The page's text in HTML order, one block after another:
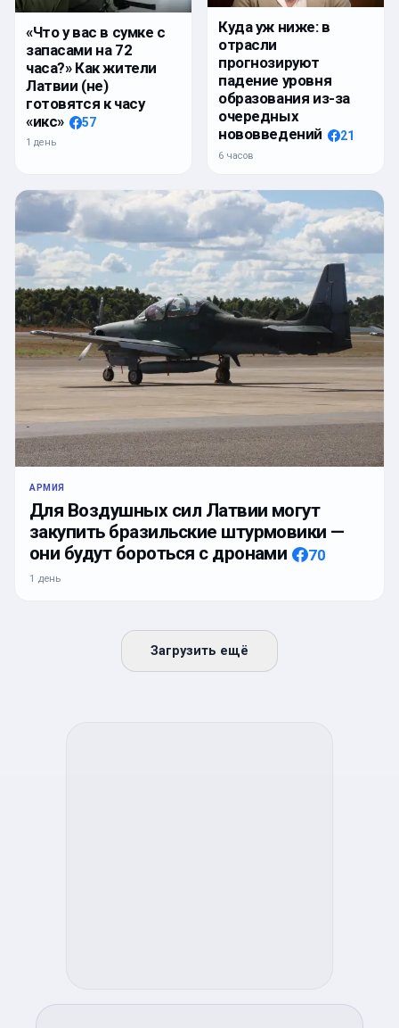
«Что у вас в сумке с
запасами на 72
часа?» Как жители
Латвии (не)
готовятся к часу
«икс»
57
1 день
Куда уж ниже: в
отрасли
прогнозируют
падение уровня
образования из-за
очередных
нововведений
21
6 часов
АРМИЯ
Для Воздушных сил Латвии могут
закупить бразильские штурмовики —
они будут бороться с дронами
70
1 день
Загрузить ещё